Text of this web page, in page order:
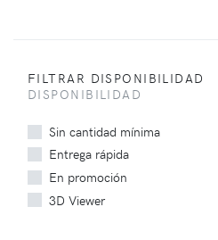
FILTRAR DISPONIBILIDAD
DISPONIBILIDAD
Sin cantidad mínima
Entrega rápida
En promoción
3D Viewer